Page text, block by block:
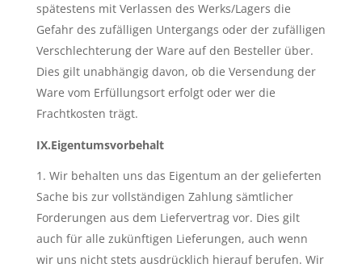
spätestens mit Verlassen des Werks/Lagers die
Gefahr des zufälligen Untergangs oder der zufälligen
Verschlechterung der Ware auf den Besteller über.
Dies gilt unabhängig davon, ob die Versendung der
Ware vom Erfüllungsort erfolgt oder wer die
Frachtkosten trägt.
IX.Eigentumsvorbehalt
Wir behalten uns das Eigentum an der gelieferten
Sache bis zur vollständigen Zahlung sämtlicher
Forderungen aus dem Liefervertrag vor. Dies gilt
auch für alle zukünftigen Lieferungen, auch wenn
wir uns nicht stets ausdrücklich hierauf berufen. Wir